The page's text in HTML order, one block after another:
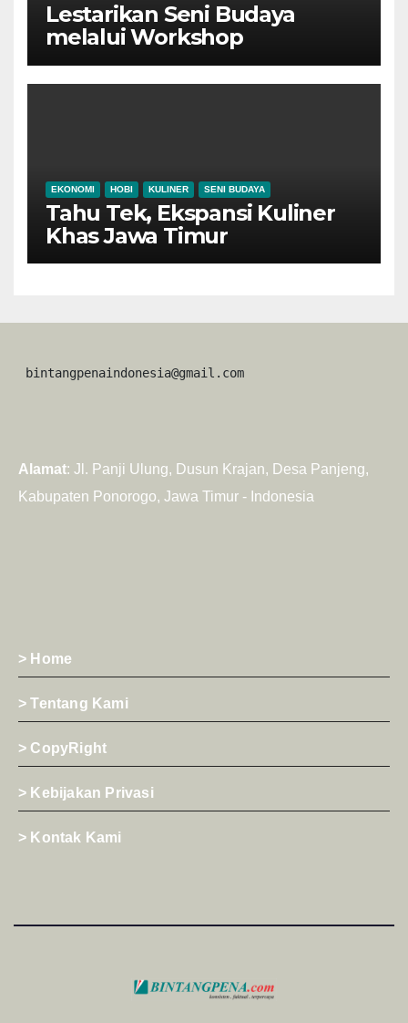
Lestarikan Seni Budaya
melalui Workshop
Pertunjukan Tari Tradisional
Ponorogo
EKONOMI HOBI KULINER SENI BUDAYA
Tahu Tek, Ekspansi Kuliner
Khas Jawa Timur
bintangpenaindonesia@gmail.com
Alamat: Jl. Panji Ulung, Dusun Krajan, Desa Panjeng,
Kabupaten Ponorogo, Jawa Timur - Indonesia
> Home
> Tentang Kami
> CopyRight
> Kebijakan Privasi
> Kontak Kami